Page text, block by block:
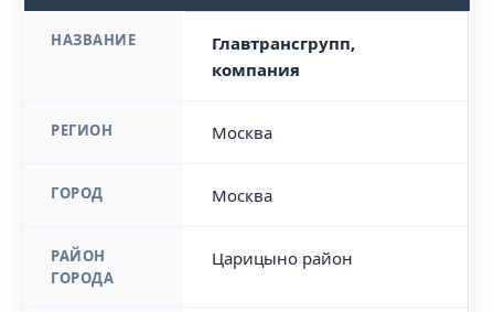
НАЗВАНИЕ
Главтрансгрупп,
компания
РЕГИОН Москва
ГОРОД Москва
РАЙОН
ГОРОДА
Царицыно район